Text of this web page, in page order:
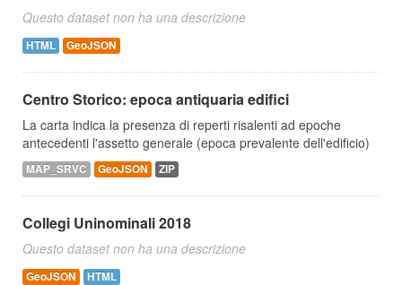
Questo dataset non ha una descrizione
HTML GeoJSON
Centro Storico: epoca antiquaria edifici
La carta indica la presenza di reperti risalenti ad epoche
antecedenti l'assetto generale (epoca prevalente dell'edificio)
MAP_SRVC GeoJSON ZIP
Collegi Uninominali 2018
Questo dataset non ha una descrizione
GeoJSON HTML